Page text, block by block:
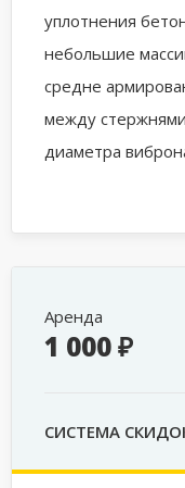
уплотнения
небольшие
средне
между
диаметра
Аренда
1 000 ₽
СИСТЕМА